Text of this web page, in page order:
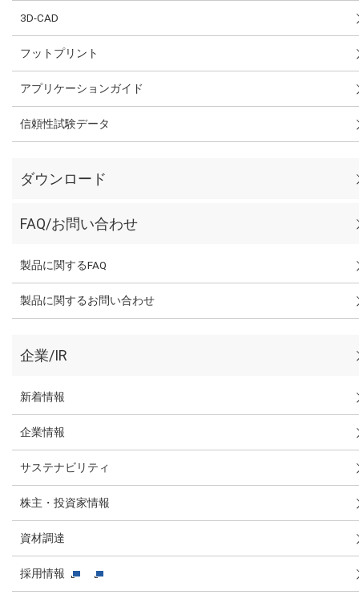
3D-CAD
フットプリント
アプリケーションガイド
信頼性試験データ
ダウンロード
FAQ/お問い合わせ
製品に関するFAQ
製品に関するお問い合わせ
企業/IR
新着情報
企業情報
サステナビリティ
株主・投資家情報
資材調達
採用情報